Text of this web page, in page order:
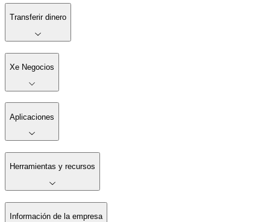
Transferir dinero
Xe Negocios
Aplicaciones
Herramientas y recursos
Información de la empresa